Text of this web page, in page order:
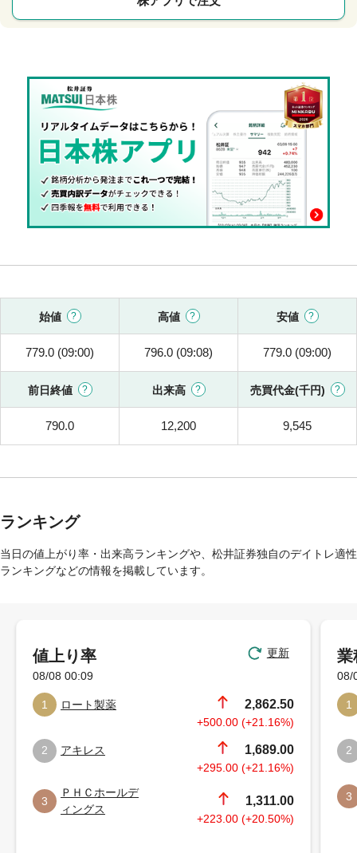
始値 高値 安値
779.0 (09:00) 796.0 (09:08) 779.0 (09:00)
前日終値 出来高 売買代金(千円)
790.0 12,200 9,545
ランキング
当日の値上がり率・出来高ランキングや、松井証券独自のデイトレ適性
ランキングなどの情報を掲載しています。